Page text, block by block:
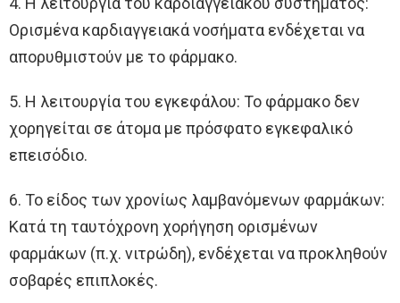
Ορισμένα καρδιαγγειακά νοσήματα ενδέχεται να
απορυθμιστούν με το φάρμακο.
5. Η λειτουργία του εγκεφάλου: Το φάρμακο δεν
χορηγείται σε άτομα με πρόσφατο εγκεφαλικό
επεισόδιο.
6. Το είδος των χρονίως λαμβανόμενων φαρμάκων:
Κατά τη ταυτόχρονη χορήγηση ορισμένων
φαρμάκων (π.χ. νιτρώδη), ενδέχεται να προκληθούν
σοβαρές επιπλοκές.